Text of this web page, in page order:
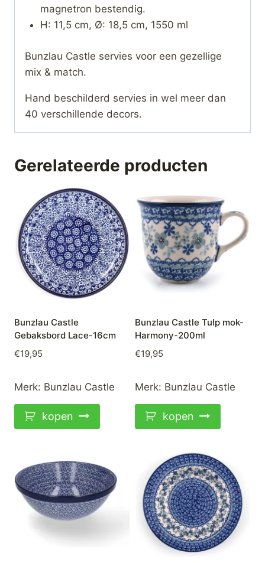
magnetron bestendig.
H: 11,5 cm, Ø: 18,5 cm, 1550 ml
Bunzlau Castle servies voor een gezellige
mix & match.
Hand beschilderd servies in wel meer dan
40 verschillende decors.
Gerelateerde producten
Bunzlau Castle
Gebaksbord Lace-16cm
€19,95
Merk: Bunzlau Castle
kopen
Bunzlau Castle Tulp mok-
Harmony-200ml
€19,95
Merk: Bunzlau Castle
kopen